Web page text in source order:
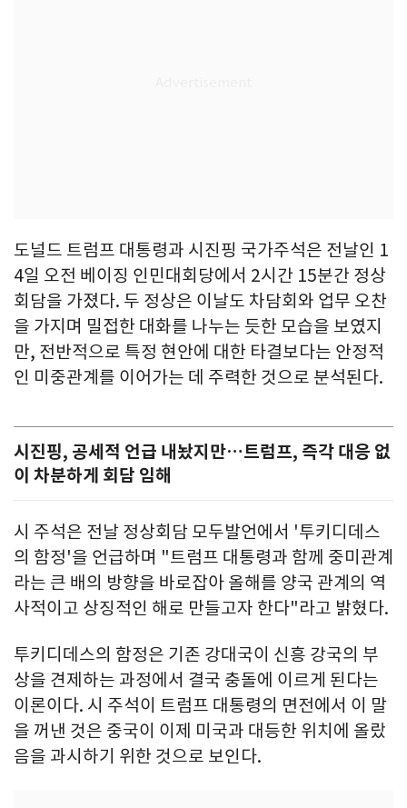
도널드 트럼프 대통령과 시진핑 국가주석은 전날인 1
4일 오전 베이징 인민대회당에서 2시간 15분간 정상
회담을 가졌다. 두 정상은 이날도 차담회와 업무 오찬
을 가지며 밀접한 대화를 나누는 듯한 모습을 보였지
만, 전반적으로 특정 현안에 대한 타결보다는 안정적
인 미중관계를 이어가는 데 주력한 것으로 분석된다.
시진핑, 공세적 언급 내놨지만…트럼프, 즉각 대응 없
이 차분하게 회담 임해
시 주석은 전날 정상회담 모두발언에서 '투키디데스
의 함정'을 언급하며 "트럼프 대통령과 함께 중미관계
라는 큰 배의 방향을 바로잡아 올해를 양국 관계의 역
사적이고 상징적인 해로 만들고자 한다"라고 밝혔다.
투키디데스의 함정은 기존 강대국이 신흥 강국의 부
상을 견제하는 과정에서 결국 충돌에 이르게 된다는
이론이다. 시 주석이 트럼프 대통령의 면전에서 이 말
을 꺼낸 것은 중국이 이제 미국과 대등한 위치에 올랐
음을 과시하기 위한 것으로 보인다.